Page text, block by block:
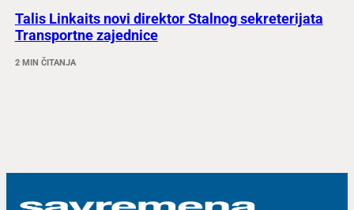
Talis Linkaits novi direktor Stalnog sekreterijata
Transportne zajednice
2 MIN ČITANJA